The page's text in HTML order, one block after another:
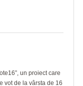
niciun primar aflat în
Fritz
un proiect care
vot de la vârsta de 16